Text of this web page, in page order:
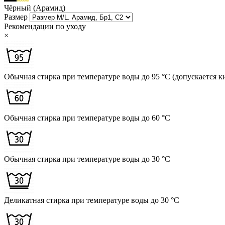
Чёрный (Арамид)
Размер
Рекомендации по уходу
×
Обычная стирка при температуре воды до 95 °C (допускается
Обычная стирка при температуре воды до 60 °C
Обычная стирка при температуре воды до 30 °C
Деликатная стирка при температуре воды до 30 °C